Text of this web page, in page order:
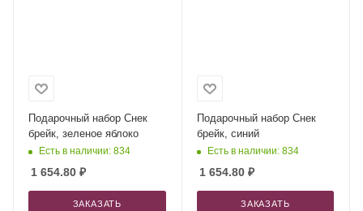
Подарочный набор Снек
брейк, зеленое яблоко
Есть в наличии: 834
1 654.80 ₽
ЗАКАЗАТЬ
Подарочный набор Снек
брейк, синий
Есть в наличии: 834
1 654.80₽
ЗАКАЗАТЬ